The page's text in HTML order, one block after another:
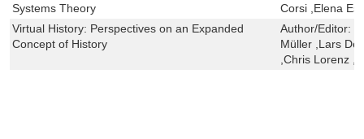
Systems Theory
Corsi ,Elena
Virtual History: Perspectives on an Expanded
Concept of History
Author/Editor:
Müller ,Lars
,Chris Lorenz